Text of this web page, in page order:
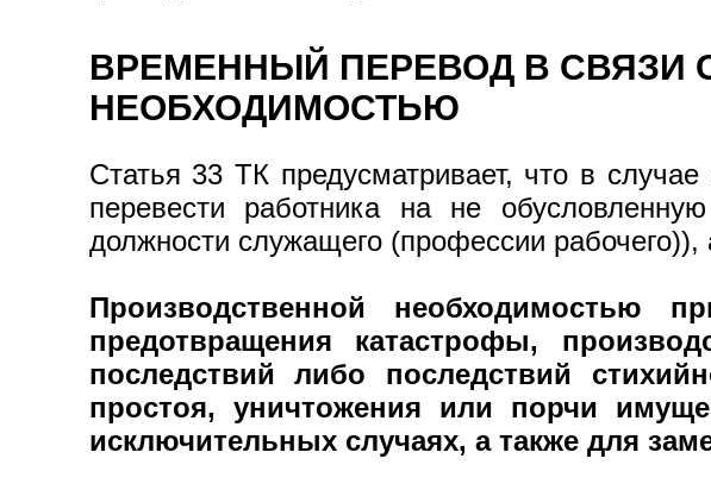
ВРЕМЕННЫЙ ПЕРЕВОД В СВЯЗИ
НЕОБХОДИМОСТЬЮ
Статья 33 ТК предусматривает, что в
перевести работника на не
должности служащего (профессии
Производственной необходимостью
предотвращения катастрофы,
последствий либо последствий
простоя, уничтожения или порчи
исключительных случаях, а также для